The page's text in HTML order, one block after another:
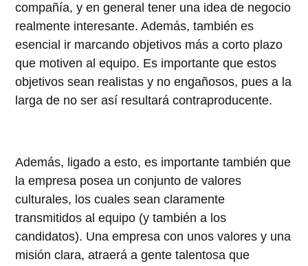
compañía, y en general tener una idea de negocio
realmente interesante. Además, también es
esencial ir marcando objetivos más a corto plazo
que motiven al equipo. Es importante que estos
objetivos sean realistas y no engañosos, pues a la
larga de no ser así resultará contraproducente.
Además, ligado a esto, es importante también que
la empresa posea un conjunto de valores
culturales, los cuales sean claramente
transmitidos al equipo (y también a los
candidatos). Una empresa con unos valores y una
misión clara, atraerá a gente talentosa que